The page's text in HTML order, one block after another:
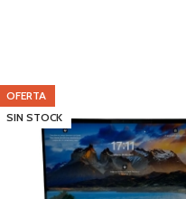
OFERTA
SIN STOCK